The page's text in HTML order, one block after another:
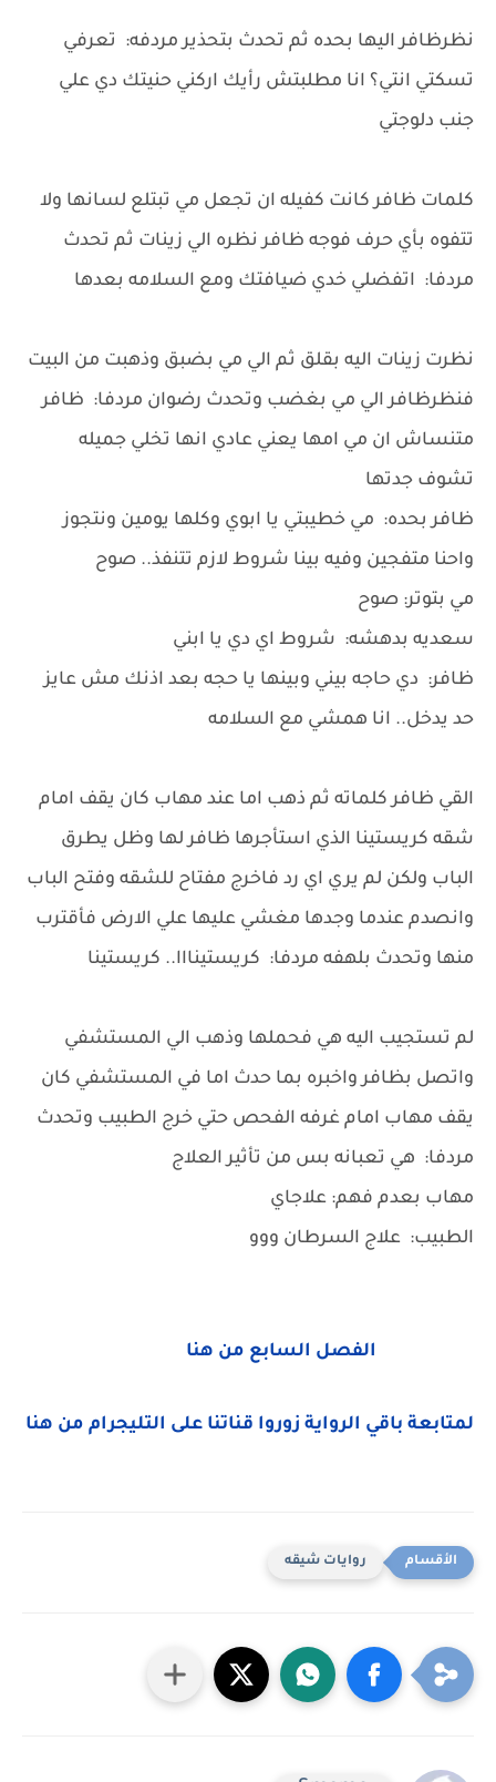
نظرظافر اليها بحده ثم تحدث بتحذير مردفه: تعرفي
تسكتي انتي؟ انا مطلبتش رأيك اركني حنيتك دي علي
جنب دلوجتي
كلمات ظافر كانت كفيله ان تجعل مي تبتلع لسانها ولا
تتفوه بأي حرف فوجه ظافر نظره الي زينات ثم تحدث
مردفا: اتفضلي خدي ضيافتك ومع السلامه بعدها
نظرت زينات اليه بقلق ثم الي مي بضبق وذهبت من البيت
فنظرظافر الي مي بغضب وتحدث رضوان مردفا: ظافر
متنساش ان مي امها يعني عادي انها تخلي جميله
تشوف جدتها
ظافر بحده: مي خطيبتي يا ابوي وكلها يومين ونتجوز
واحنا متفجين وفيه بينا شروط لازم تتنفذ.. صوح
مي بتوتر: صوح
سعديه بدهشه: شروط اي دي يا ابني
ظافر: دي حاجه بيني وبينها يا حجه بعد اذنك مش عايز
حد يدخل.. انا همشي مع السلامه
القي ظافر كلماته ثم ذهب اما عند مهاب كان يقف امام
شقه كريستينا الذي استأجرها ظافر لها وظل يطرق
الباب ولكن لم يري اي رد فاخرج مفتاح للشقه وفتح الباب
وانصدم عندما وجدها مغشي عليها علي الارض فأقترب
منها وتحدث بلهفه مردفا: كريستينااا.. كريستينا
لم تستجيب اليه هي فحملها وذهب الي المستشفي
واتصل بظافر واخبره بما حدث اما في المستشفي كان
يقف مهاب امام غرفه الفحص حتي خرج الطبيب وتحدث
مردفا: هي تعبانه بس من تأثير العلاج
مهاب بعدم فهم: علاجاي
الطبيب: علاج السرطان ووو
الفصل السابع من هنا
لمتابعة باقي الرواية زوروا قناتنا على التليجرام من هنا
روايات شيقه